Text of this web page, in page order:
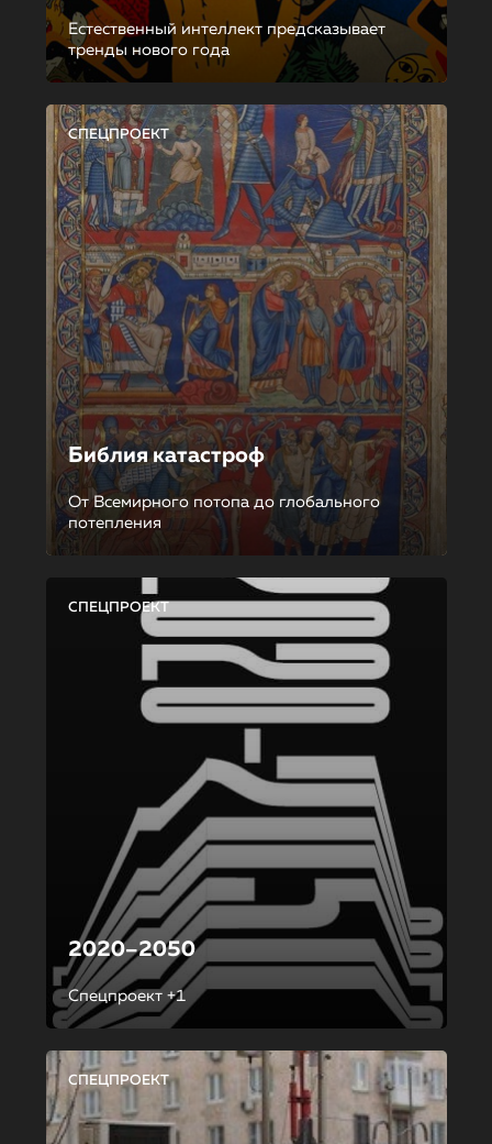
Естественный интеллект предсказывает
тренды нового года
СПЕЦПРОЕКТ
Библия катастроф
От Всемирного потопа до глобального
потепления
СПЕЦПРОЕКТ
2020–2050
Спецпроект +1
СПЕЦПРОЕКТ